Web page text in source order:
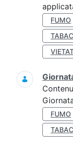
FUMO
FUMO